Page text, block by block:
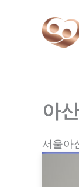
아
서울아